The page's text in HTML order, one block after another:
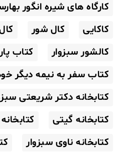
کارگاه های شیره انگور
کاکایی
کال شور
کالشور سبزوار
کتاب
کتاب سفر به نیمه دیگر
کتابخانه دکتر شریعتی
کتابخانه گیتی
کتابخانه ناوی سبزوار